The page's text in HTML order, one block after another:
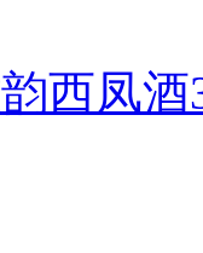
西凤酒